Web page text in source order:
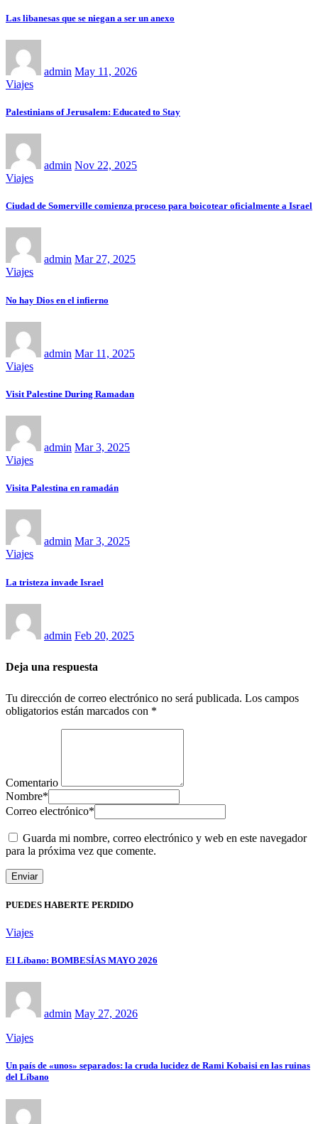
Las libanesas que se niegan a ser un anexo
admin May 11, 2026
Viajes
Palestinians of Jerusalem: Educated to Stay
admin Nov 22, 2025
Viajes
Ciudad de Somerville comienza proceso para boicotear oficialmente a Israel
admin Mar 27, 2025
Viajes
No hay Dios en el infierno
admin Mar 11, 2025
Viajes
Visit Palestine During Ramadan
admin Mar 3, 2025
Viajes
Visita Palestina en ramadán
admin Mar 3, 2025
Viajes
La tristeza invade Israel
admin Feb 20, 2025
Deja una respuesta
Tu dirección de correo electrónico no será publicada. Los campos
obligatorios están marcados con *
Comentario
Nombre*
Correo electrónico*
Guarda mi nombre, correo electrónico y web en este navegador
para la próxima vez que comente.
PUEDES HABERTE PERDIDO
Viajes
El Líbano: BOMBESÍAS MAYO 2026
admin May 27, 2026
Viajes
Un país de «unos» separados: la cruda lucidez de Rami Kobaisi en las ruinas
del Líbano